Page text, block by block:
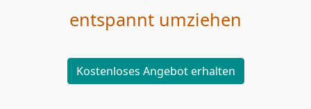
entspannt umziehen
Kostenloses Angebot erhalten